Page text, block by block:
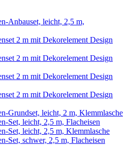
Anbauset, leicht, 2,5 m,
2 m mit Dekorelement Design
2 m mit Dekorelement Design
2 m mit Dekorelement Design
2 m mit Dekorelement Design
Grundset, leicht, 2 m, Klemmlasche
Set, leicht, 2,5 m, Flacheisen
Set, leicht, 2,5 m, Klemmlasche
Set, schwer, 2,5 m, Flacheisen